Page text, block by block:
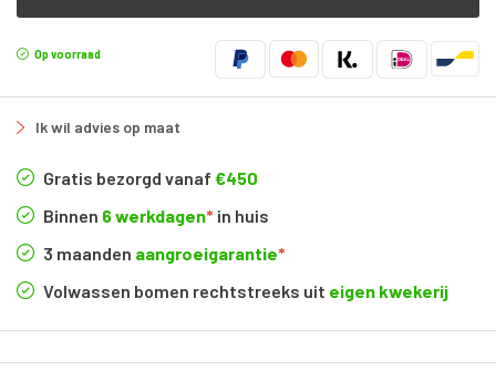
Op voorraad
Ik wil advies op maat
Gratis bezorgd vanaf €450
Binnen 6 werkdagen* in huis
3 maanden aangroeigarantie*
Volwassen bomen rechtstreeks uit eigen kwekerij